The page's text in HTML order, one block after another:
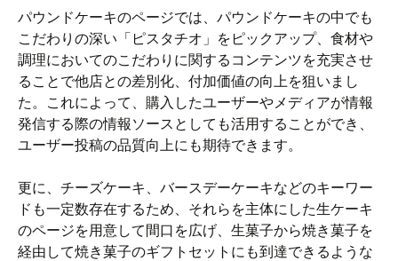
パウンドケーキのページでは、パウンドケーキの中でも
こだわりの深い「ピスタチオ」をピックアップ、食材や
調理においてのこだわりに関するコンテンツを充実させ
ることで他店との差別化、付加価値の向上を狙いまし
た。これによって、購入したユーザーやメディアが情報
発信する際の情報ソースとしても活用することができ、
ユーザー投稿の品質向上にも期待できます。
更に、チーズケーキ、バースデーケーキなどのキーワー
ドも一定数存在するため、それらを主体にした生ケーキ
のページを用意して間口を広げ、生菓子から焼き菓子を
経由して焼き菓子のギフトセットにも到達できるような